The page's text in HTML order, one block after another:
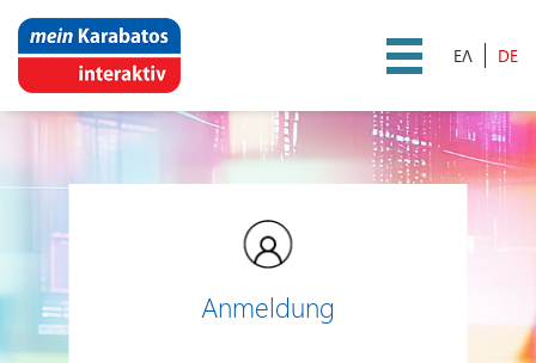
Startseite
Registrierung | Code-
Datenschutzerklärung
Cookies-Richtlinien
DE
Anmeldung